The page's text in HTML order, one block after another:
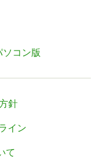
ソコン版
針
イン
て